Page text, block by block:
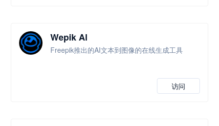
Wepik Al
Freepik推出的AI文本到图像的在线生成工具
访问